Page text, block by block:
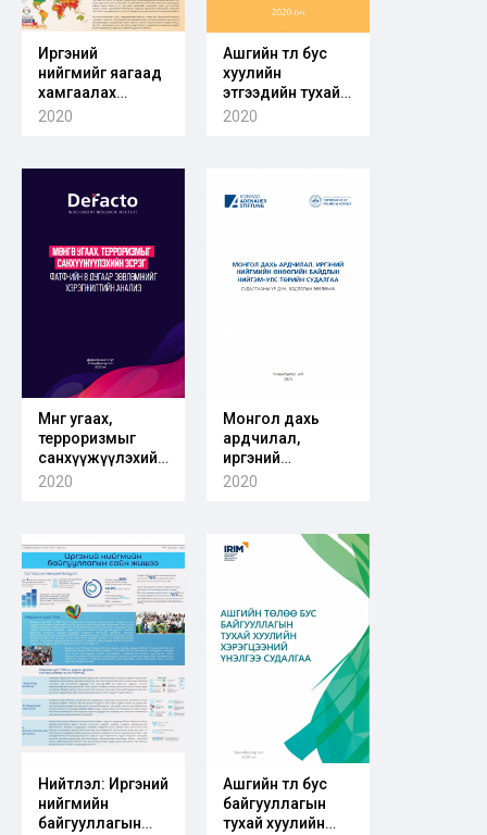
Иргэний
нийгмийг яагаад
хамгаалах
хэрэгтэй вэ
2020
Ашгийн төлөө бус
хуулийн
этгээдийн тухай
хуулийн төслийн
2020
Мөнгө угаах,
терроризмыг
санхүүжүүлэхийн
эсрэг ФАТФ-ийн 8
анализ
2020
Монгол дахь
ардчилал,
иргэний
нийгмийн өнөөгийн
судалгаа 2020
2020
Нийтлэл: Иргэний
нийгмийн
байгууллагын
Ашгийн төлөө бус
байгууллагын
тухай хуулийн